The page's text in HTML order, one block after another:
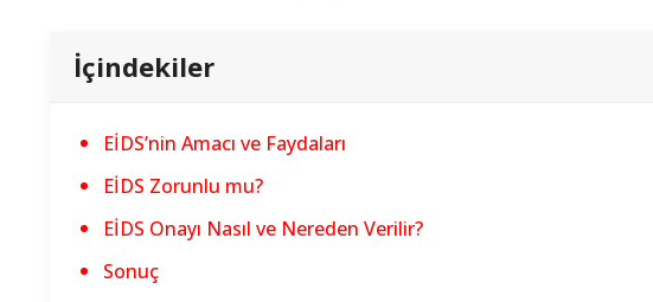
İçindekiler
EİDS’nin Amacı ve Faydaları
EİDS Zorunlu mu?
EİDS Onayı Nasıl ve Nereden Verilir?
Sonuç